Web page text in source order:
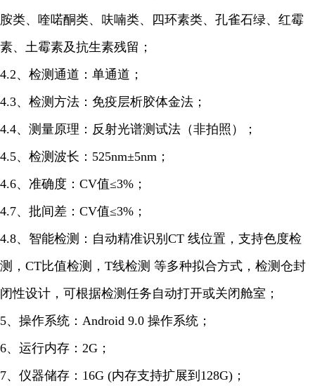
胺类、喹喏酮类、呋喃类、四环素类、孔雀石绿、红霉
素、土霉素及抗生素残留；
4.2、检测通道：单通道；
4.3、检测方法：免疫层析胶体金法；
4.4、测量原理：反射光谱测试法（非拍照）；
4.5、检测波长：525nm±5nm；
4.6、准确度：CV值≤3%；
4.7、批间差：CV值≤3%；
4.8、智能检测：自动精准识别CT 线位置，支持色度检
测，CT比值检测，T线检测 等多种拟合方式，检测仓封
闭性设计，可根据检测任务自动打开或关闭舱室；
5、操作系统：Android 9.0 操作系统；
6、运行内存：2G；
7、仪器储存：16G (内存支持扩展到128G)；